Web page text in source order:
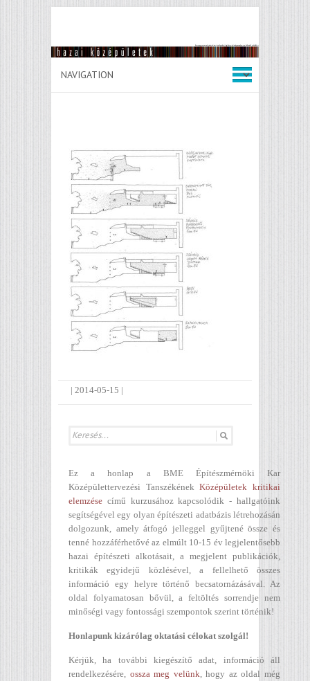
| 2014-05-15 |
Ez a honlap a BME Építészmérnöki Kar
Középülettervezési TanszékénekKözépületek kritikai
elemzése című kurzusához kapcsolódik - hallgatóink
segítségével egy olyan építészeti adatbázis létrehozásán
dolgozunk, amely átfogó jelleggel gyűjtené össze és
tenné hozzáférhetővé az elmúlt 10-15 év legjelentősebb
hazai építészeti alkotásait, a megjelent publikációk,
kritikák egyidejű közlésével, a fellelhető összes
információ egy helyre történő becsatornázásával. Az
oldal folyamatosan bővül, a feltöltés sorrendje nem
minőségi vagy fontossági szempontok szerint történik!
Honlapunk kizárólag oktatási célokat szolgál!
Kérjük, ha további kiegészítő adat, információ áll
rendelkezésére, ossza meg velünk , hogy az oldal még